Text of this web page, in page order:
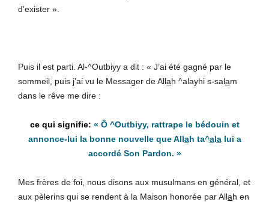
d’exister ».
Puis il est parti. Al-^Outbiyy a dit : « J’ai été gagné par le
sommeil, puis j’ai vu le Messager de Allah ^alayhi s-salam
dans le rêve me dire :
« Ô ^Outbiyy, rattrape le bédouin et
annonce-lui la bonne nouvelle que Allah ta^alalui a
accordé Son Pardon. »
Mes frères de foi, nous disons aux musulmans en général, et
aux pèlerins qui se rendent à la Maison honorée par Allah en